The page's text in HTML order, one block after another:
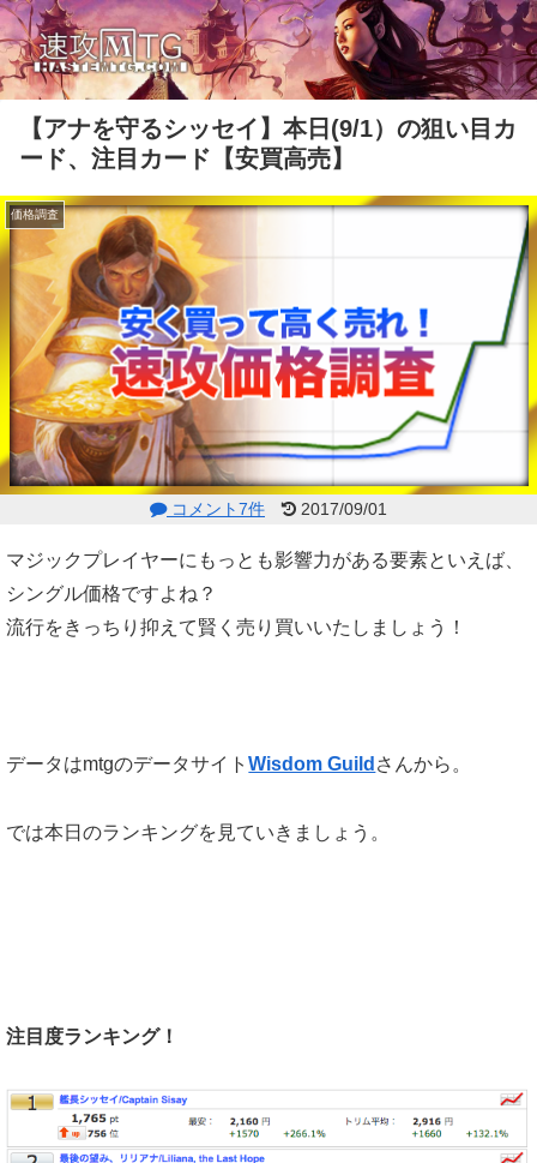
【アナを守るシッセイ】本日(9/1）の狙い目カ
ード、注目カード【安買高売】
価格調査
コメント7件 2017/09/01
マジックプレイヤーにもっとも影響力がある要素といえば、
シングル価格ですよね？
流行をきっちり抑えて賢く売り買いいたしましょう！
データはmtgのデータサイトWisdom Guild さんから。
では本日のランキングを見ていきましょう。
注目度ランキング！